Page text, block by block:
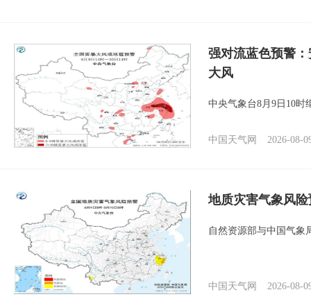
强对流蓝色预警
大风
中央气象台8月9日10时
中国天气网 2026-08-
地质灾害气象风
自然资源部与中国气象
中国天气网 2026-08-